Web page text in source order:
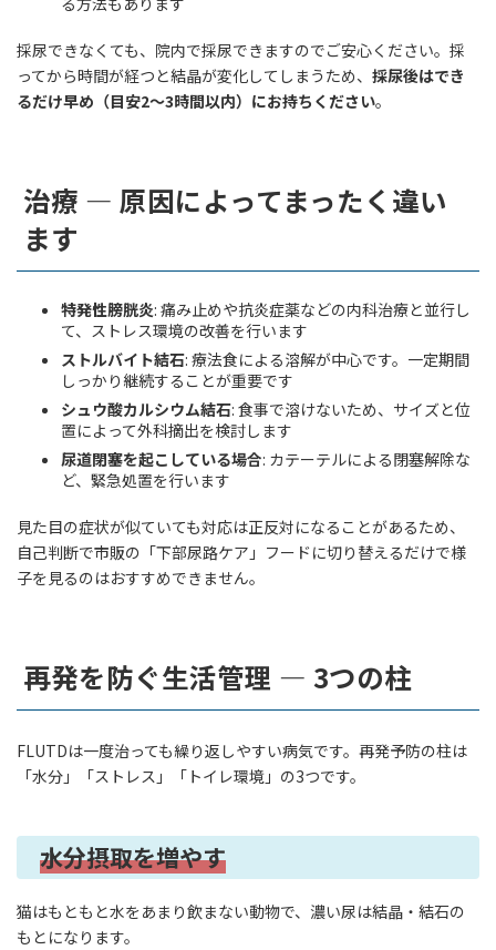
採尿できなくても、院内で採尿できますのでご安心ください。採
ってから時間が経つと結晶が変化してしまうため、 採尿後はでき
るだけ早め（目安2〜3時間以内）にお持ちください。
治療 — 原因によってまったく違い
ます
特発性膀胱炎: 痛み止めや抗炎症薬などの内科治療と並行し
て、ストレス環境の改善を行います
ストルバイト結石: 療法食による溶解が中心です。一定期間
しっかり継続することが重要です
シュウ酸カルシウム結石: 食事で溶けないため、サイズと位
置によって外科摘出を検討します
尿道閉塞を起こしている場合: カテーテルによる閉塞解除な
ど、緊急処置を行います
見た目の症状が似ていても対応は正反対になることがあるため、
自己判断で市販の「下部尿路ケア」フードに切り替えるだけで様
子を見るのはおすすめできません。
再発を防ぐ生活管理 — 3つの柱
FLUTDは一度治っても繰り返しやすい病気です。再発予防の柱は
「水分」「ストレス」「トイレ環境」の3つです。
水分摂取を増やす
猫はもともと水をあまり飲まない動物で、濃い尿は結晶・結石の
もとになります。